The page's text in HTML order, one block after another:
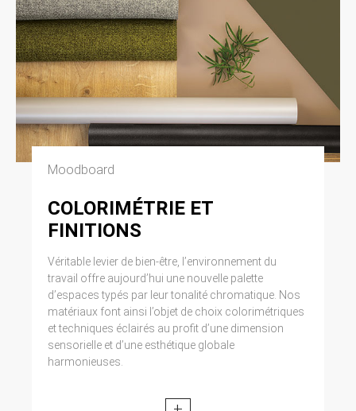
Moodboard
COLORIMÉTRIE ET
FINITIONS
Véritable levier de bien-être, l’environnement du
travail offre aujourd’hui une nouvelle palette
d’espaces typés par leur tonalité chromatique. Nos
matériaux font ainsi l’objet de choix colorimétriques
et techniques éclairés au profit d’une dimension
sensorielle et d’une esthétique globale
harmonieuses.